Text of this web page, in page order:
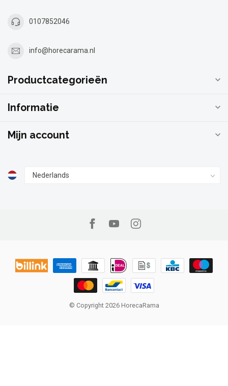
0107852046
info@horecarama.nl
Productcategorieën
Informatie
Mijn account
© Copyright 2026 HorecaRama